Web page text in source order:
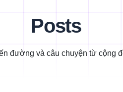
Posts
đường và câu chuyện từ cộng